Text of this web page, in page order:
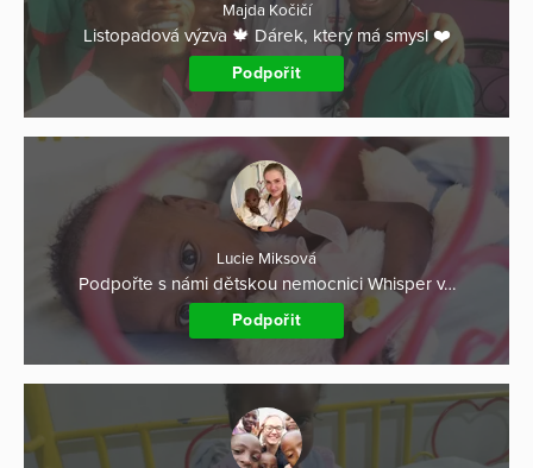
Majda Kočičí
Listopadová výzva 🍁 Dárek, který má smysl ❤️
Podpořit
Lucie Miksová
Podpořte s námi dětskou nemocnici Whisper v…
Podpořit